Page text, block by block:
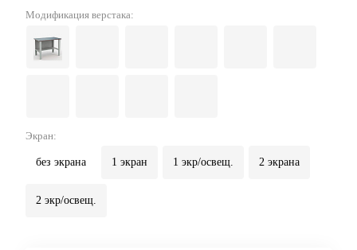
Модификация верстака:
Экран:
без экрана 1 экран 1 экр/освещ. 2 экрана
2 экр/освещ.